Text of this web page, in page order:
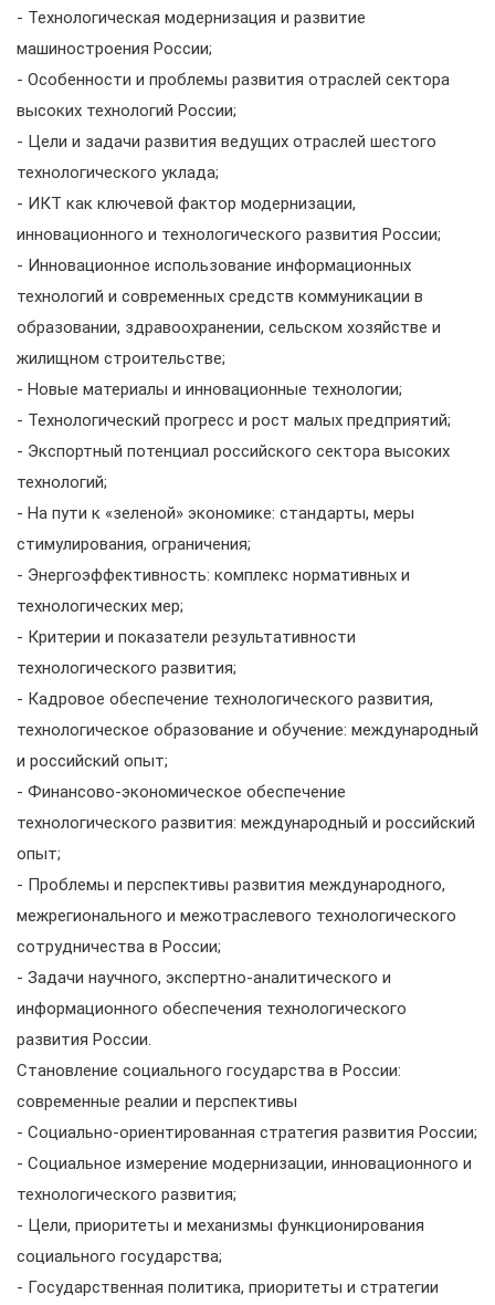
- Технологическая модернизация и развитие
машиностроения России;
- Особенности и проблемы развития отраслей сектора
высоких технологий России;
- Цели и задачи развития ведущих отраслей шестого
технологического уклада;
- ИКТ как ключевой фактор модернизации,
инновационного и технологического развития России;
- Инновационное использование информационных
технологий и современных средств коммуникации в
образовании, здравоохранении, сельском хозяйстве и
жилищном строительстве;
- Новые материалы и инновационные технологии;
- Технологический прогресс и рост малых предприятий;
- Экспортный потенциал российского сектора высоких
технологий;
- На пути к «зеленой» экономике: стандарты, меры
стимулирования, ограничения;
- Энергоэффективность: комплекс нормативных и
технологических мер;
- Критерии и показатели результативности
технологического развития;
- Кадровое обеспечение технологического развития,
технологическое образование и обучение: международный
и российский опыт;
- Финансово-экономическое обеспечение
технологического развития: международный и российский
опыт;
- Проблемы и перспективы развития международного,
межрегионального и межотраслевого технологического
сотрудничества в России;
- Задачи научного, экспертно-аналитического и
информационного обеспечения технологического
развития России.
Становление социального государства в России:
современные реалии и перспективы
- Социально-ориентированная стратегия развития России;
- Социальное измерение модернизации, инновационного и
технологического развития;
- Цели, приоритеты и механизмы функционирования
социального государства;
- Государственная политика, приоритеты и стратегии